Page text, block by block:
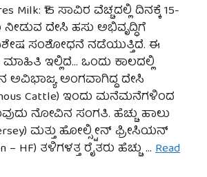
Milk: ₹15 ಸಾವಿರ ವೆಚ್ಚದಲ್ಲಿ ದಿನಕ್ಕೆ 15-
ದೇಸಿ ಹಸು ಅಭಿವೃದ್ಧಿಗೆ
ಸಂಶೋಧನೆ ನಡೆಯುತ್ತಿದೆ. ಈ
ಇಲ್ಲಿದೆ… ಒಂದು ಕಾಲದಲ್ಲಿ
ಅವಿಭಾಜ್ಯ ಅಂಗವಾಗಿದ್ದ ದೇಸಿ
Cattle) ಇಂದು ಮನೆಮನೆಗಳಿಂದ
ನೋವಿನ ಸಂಗತಿ. ಹೆಚ್ಚು ಹಾಲು
ಮತ್ತು ಹೋಲ್ಸ್ಟೀನ್ ಫ್ರೀಸಿಯನ್
– HF) ತಳಿಗಳತ್ತ ರೈತರು ಹೆಚ್ಚು … Read